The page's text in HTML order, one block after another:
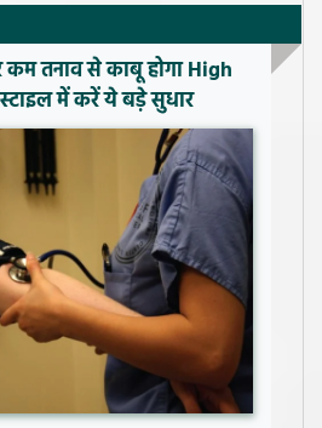
तनाव से काबू होगा High
में करें ये बड़े सुधार